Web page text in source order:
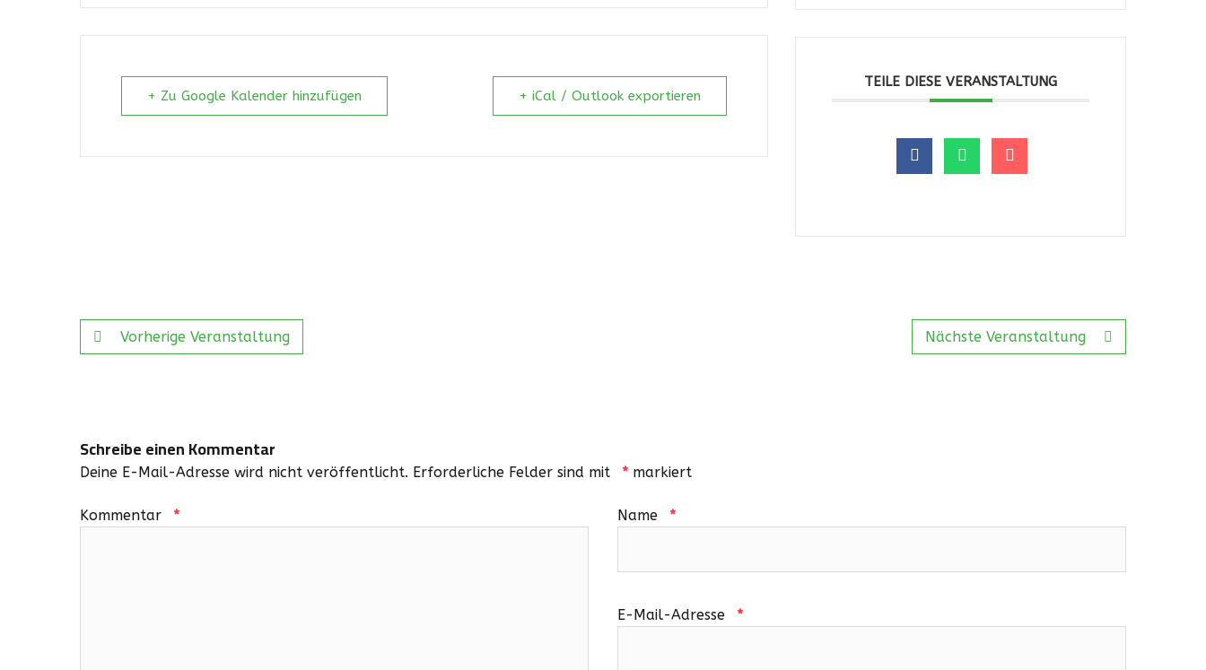
+ Zu Google Kalender hinzufügen + iCal / Outlook exportieren
TEILE DIESE VERANSTALTUNG
Vorherige Veranstaltung Nächste Veranstaltung
Schreibe einen Kommentar
Deine E-Mail-Adresse wird nicht veröffentlicht. Erforderliche Felder sind mit * markiert
Kommentar * Name *
E-Mail-Adresse *